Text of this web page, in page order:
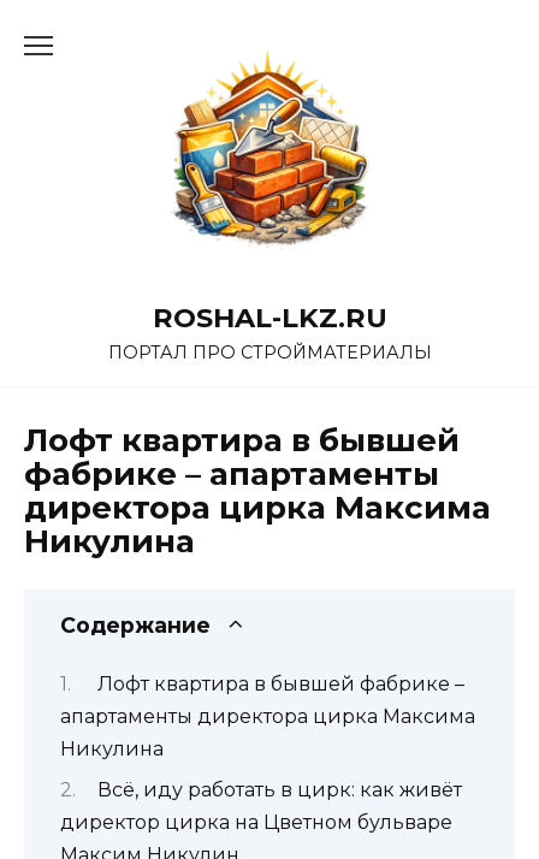
ROSHAL-LKZ.RU
ПОРТАЛ ПРО СТРОЙМАТЕРИАЛЫ
Лофт квартира в бывшей
фабрике – апартаменты
директора цирка Максима
Никулина
Содержание
Лофт квартира в бывшей фабрике –
апартаменты директора цирка Максима
Никулина
Всё, иду работать в цирк: как живёт
директор цирка на Цветном бульваре